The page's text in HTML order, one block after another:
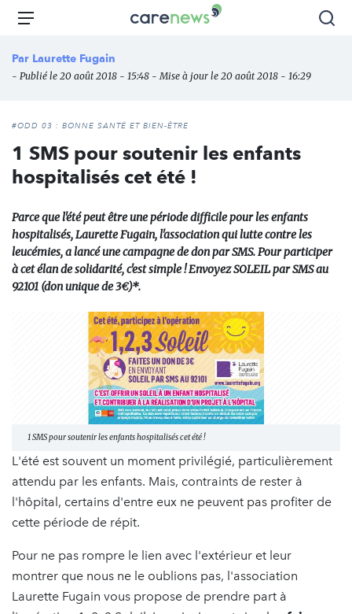
Aller
principal
Carenews,
des
l'engagement
Menu
Par Laurette Fugain
- Publié le 20 août 2018 - 15:48 - Mise à jour le 20 août 2018 - 16:29
#ODD 03 : BONNE SANTÉ ET BIEN-ÊTRE
1 SMS pour soutenir les enfants
hospitalisés cet été !
Parce que l'été peut être une période difficile pour les enfants
hospitalisés, Laurette Fugain, l'association qui lutte contre les
leucémies, a lancé une campagne de don par SMS. Pour participer
à cet élan de solidarité, c'est simple ! Envoyez SOLEIL par SMS au
92101 (don unique de 3€)*.
1 SMS pour soutenir les enfants hospitalisés cet été !
L'été est souvent un moment privilégié, particulièrement
attendu par les enfants. Mais, contraints de rester à
l'hôpital, certains d'entre eux ne peuvent pas profiter de
cette période de répit.
Pour ne pas rompre le lien avec l'extérieur et leur
montrer que nous ne le oublions pas, l'association
Laurette Fugain vous propose de prendre part à